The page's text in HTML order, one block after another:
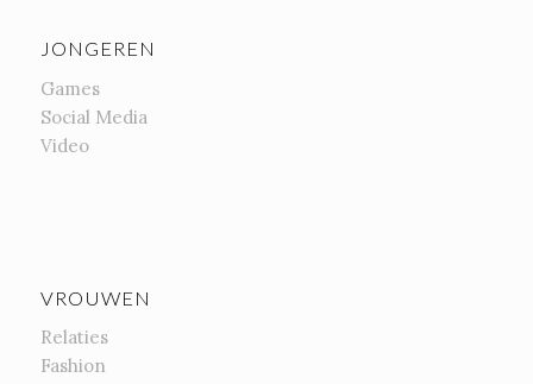
JONGEREN
Games
Social Media
Video
VROUWEN
Relaties
Fashion